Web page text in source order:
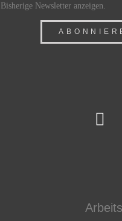
Bisherige Newsletter anzeigen.